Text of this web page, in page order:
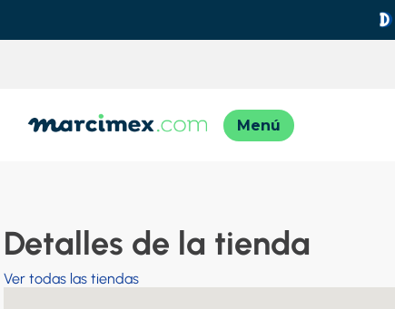
Detalles de la tienda
Ver todas las tiendas
4.